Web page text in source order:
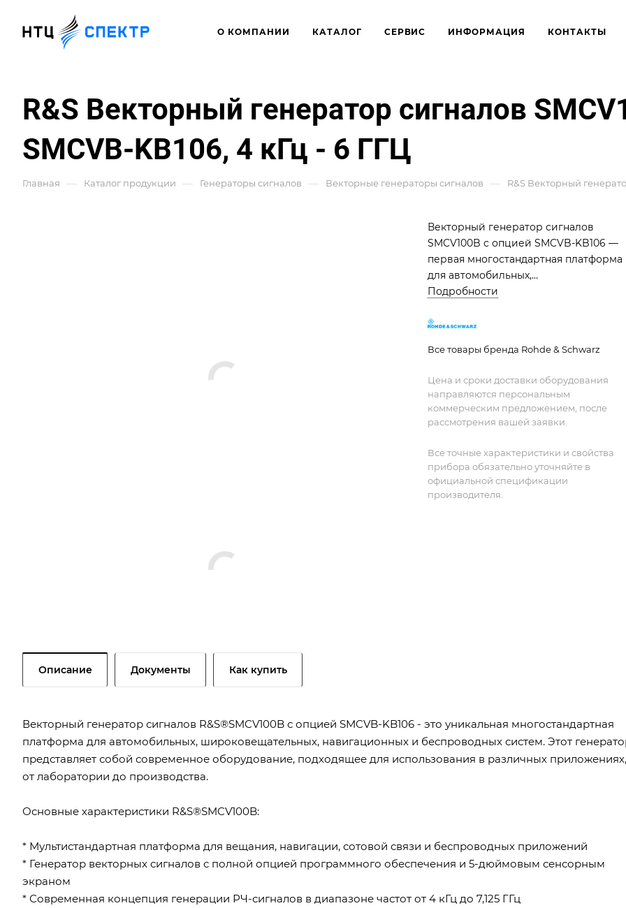
О КОМПАНИИ КАТАЛОГ СЕРВИС ИНФОРМАЦИЯ КОНТАКТЫ
R&S Векторный генератор сигналов
SMCVB-KB106, 4 кГц - 6 ГГЦ
Главная — Каталог продукции — Генераторы сигналов — Векторные генераторы сигналов — R&S Векторный
Векторный генератор сигналов
SMCV100B с опцией SMCVB-KB106 —
первая многостандартная платформа
для автомобильных,
широковещательных,
Подробности
Все товары бренда Rohde & Schwarz
Цена и сроки доставки оборудования
направляются персональным
коммерческим предложением, после
рассмотрения вашей заявки.
Все точные характеристики и свойства
прибора обязательно уточняйте в
официальной спецификации
производителя.
Описание Документы Как купить
Векторный генератор сигналов R&S®SMCV100B с опцией SMCVB-KB106 - это уникальная многостандартная
платформа для автомобильных, широковещательных, навигационных и беспроводных систем. Этот
представляет собой современное оборудование, подходящее для использования в различных приложениях,
от лаборатории до производства.
Основные характеристики R&S®SMCV100B:
* Мультистандартная платформа для вещания, навигации, сотовой связи и беспроводных приложений
* Генератор векторных сигналов с полной опцией программного обеспечения и 5-дюймовым сенсорным
экраном
* Современная концепция генерации РЧ-сигналов в диапазоне частот от 4 кГц до 7,125 ГГц